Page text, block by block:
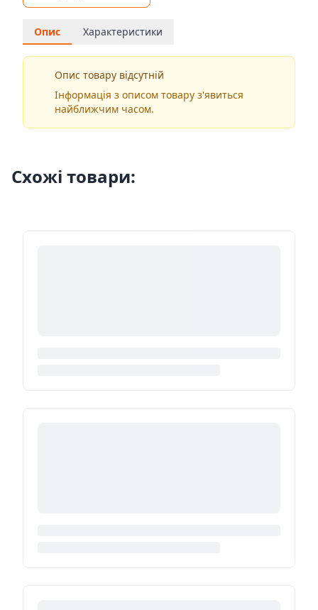
Опис Характеристики
Опис товару відсутній
Інформація з описом товару з'явиться
найближчим часом.
Схожі товари: